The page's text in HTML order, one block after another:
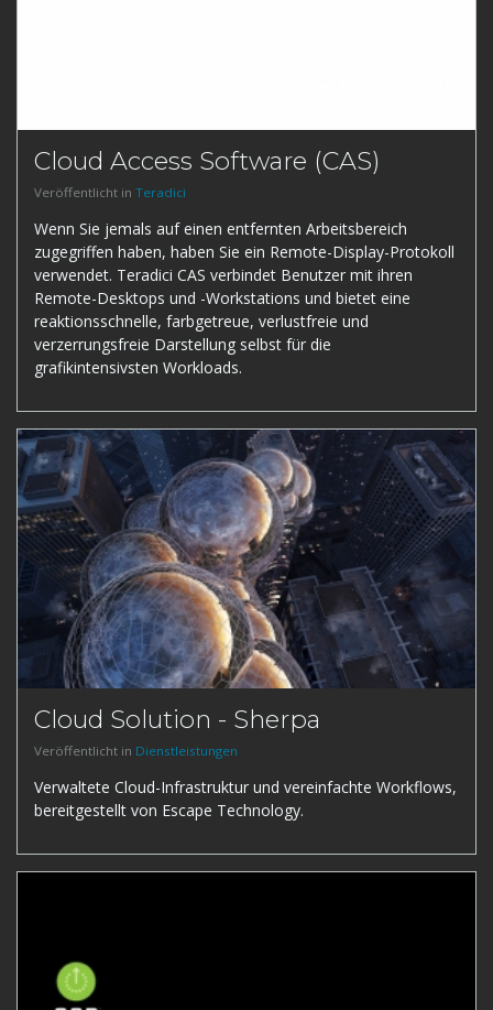
Cloud Access Software (CAS)
Veröffentlicht in Teradici
Wenn Sie jemals auf einen entfernten Arbeitsbereich
zugegriffen haben, haben Sie ein Remote-Display-Protokoll
verwendet. Teradici CAS verbindet Benutzer mit ihren
Remote-Desktops und -Workstations und bietet eine
reaktionsschnelle, farbgetreue, verlustfreie und
verzerrungsfreie Darstellung selbst für die
grafikintensivsten Workloads.
Cloud Solution - Sherpa
Veröffentlicht in Dienstleistungen
Verwaltete Cloud-Infrastruktur und vereinfachte Workflows,
bereitgestellt von Escape Technology.